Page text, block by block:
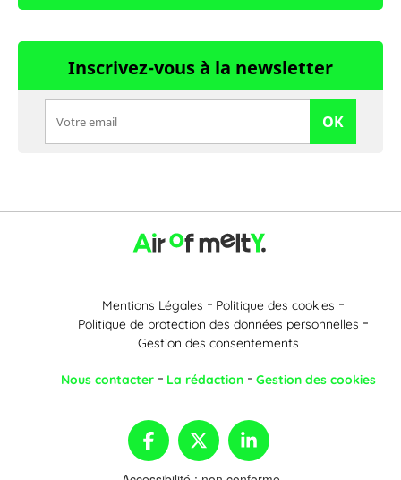
Inscrivez-vous à la newsletter
OK
Mentions Légales
Politique des cookies
Politique de protection des données personnelles
Gestion des consentements
Nous contacter La rédaction Gestion des cookies